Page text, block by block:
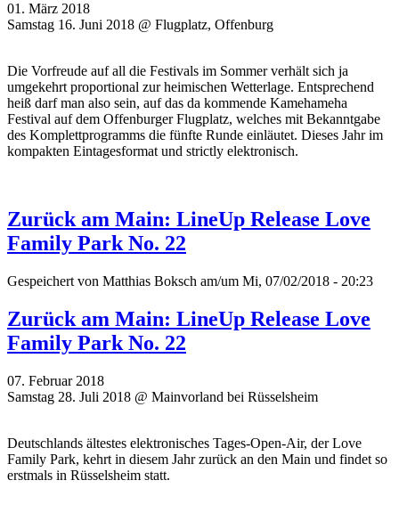
01. März 2018
Samstag 16. Juni 2018 @ Flugplatz, Offenburg
Die Vorfreude auf all die Festivals im Sommer verhält sich ja
umgekehrt proportional zur heimischen Wetterlage. Entsprechend
heiß darf man also sein, auf das da kommende Kamehameha
Festival auf dem Offenburger Flugplatz, welches mit Bekanntgabe
des Komplettprogramms die fünfte Runde einläutet. Dieses Jahr im
kompakten Eintagesformat und strictly elektronisch.
Zurück am Main: LineUp Release Love
Family Park No. 22
Gespeichert von Matthias Boksch am/um Mi, 07/02/2018 - 20:23
Zurück am Main: LineUp Release Love
Family Park No. 22
07. Februar 2018
Samstag 28. Juli 2018 @ Mainvorland bei Rüsselsheim
Deutschlands ältestes elektronisches Tages-Open-Air, der Love
Family Park, kehrt in diesem Jahr zurück an den Main und findet so
erstmals in Rüsselsheim statt.